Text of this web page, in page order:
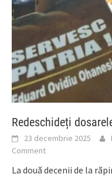
Redeschideți
23 decembrie 2025
Comment
La două decenii de la